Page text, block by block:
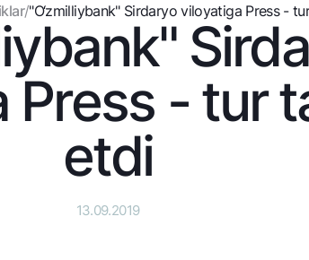
Kartalar
Bepul
Premial
Sayohatchiga
Oq-qora versiya
Ovozni yoqish
/"O‘zmilliybank" Sirdaryo viloyatiga Prеss -
Prеss - tur
etdi
13.09.2019